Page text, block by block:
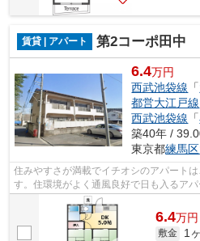
賃貸 | アパート 第2コーポ田中
6.4万円
西武池袋線 「
都営大江戸線
西武池袋線 「
築40年 /
東京都練馬区
住みやすさが満載でイチオシのアパート
す。住環境がよく通風良好で日も入るア
住まいは納得のいくものにしたいですよ...
6.4万円
敷金 1